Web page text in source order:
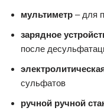
мультиметр – для
зарядное
после
сульфатов
ручной ручной